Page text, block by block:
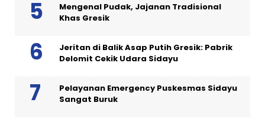
Mengenal Pudak, Jajanan Tradisional
Khas Gresik
Jeritan di Balik Asap Putih Gresik: Pabrik
Delomit Cekik Udara Sidayu
Pelayanan Emergency Puskesmas Sidayu
Sangat Buruk